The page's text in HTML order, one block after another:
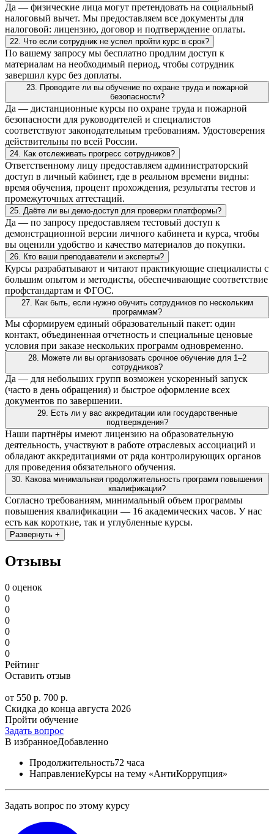
Да — физические лица могут претендовать на социальный
налоговый вычет. Мы предоставляем все документы для
налоговой: лицензию, договор и подтверждение оплаты.
22. Что если сотрудник не успел пройти курс в срок?
По вашему запросу мы бесплатно продлим доступ к
материалам на необходимый период, чтобы сотрудник
завершил курс без доплаты.
23. Проводите ли вы обучение по охране труда и пожарной
безопасности?
Да — дистанционные курсы по охране труда и пожарной
безопасности для руководителей и специалистов
соответствуют законодательным требованиям. Удостоверения
действительны по всей России.
24. Как отслеживать прогресс сотрудников?
Ответственному лицу предоставляем администраторский
доступ в личный кабинет, где в реальном времени видны:
время обучения, процент прохождения, результаты тестов и
промежуточных аттестаций.
25. Даёте ли вы демо-доступ для проверки платформы?
Да — по запросу предоставляем тестовый доступ к
демонстрационной версии личного кабинета и курса, чтобы
вы оценили удобство и качество материалов до покупки.
26. Кто ваши преподаватели и эксперты?
Курсы разрабатывают и читают практикующие специалисты с
большим опытом и методисты, обеспечивающие соответствие
профстандартам и ФГОС.
27. Как быть, если нужно обучить сотрудников по нескольким
программам?
Мы сформируем единый образовательный пакет: один
контакт, объединенная отчетность и специальные ценовые
условия при заказе нескольких программ одновременно.
28. Можете ли вы организовать срочное обучение для 1–2
сотрудников?
Да — для небольших групп возможен ускоренный запуск
(часто в день обращения) и быстрое оформление всех
документов по завершении.
29. Есть ли у вас аккредитации или государственные
подтверждения?
Наши партнёры имеют лицензию на образовательную
деятельность, участвуют в работе отраслевых ассоциаций и
обладают аккредитациями от ряда контролирующих органов
для проведения обязательного обучения.
30. Какова минимальная продолжительность программ повышения
квалификации?
Согласно требованиям, минимальный объем программы
повышения квалификации — 16 академических часов. У нас
есть как короткие, так и углубленные курсы.
Развернуть +
Отзывы
0 оценок
0
0
0
0
0
0
Рейтинг
Оставить отзыв
от 550 р. 700 р.
Скидка до конца августа 2026
Пройти обучение
Задать вопрос
В избранноеДобавленно
Продолжительность72 часа
НаправлениеКурсы на тему «АнтиКоррупция»
Задать вопрос по этому курсу